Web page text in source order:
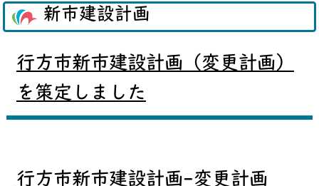
新市建設計画
行方市新市建設計画（変更計画）
を策定しました
行方市新市建設計画-変更計画